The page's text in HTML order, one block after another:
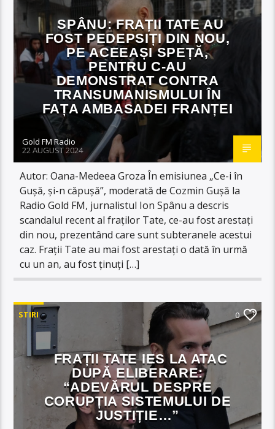
SPÂNU: FRAȚII TATE AU
FOST PEDEPSIȚI DIN NOU,
PE ACEEAȘI SPEȚĂ,
PENTRU C-AU
DEMONSTRAT CONTRA
TRANSUMANISMULUI ÎN
FAȚA AMBASADEI FRANȚEI
Gold FM Radio
22 AUGUST 2024
Autor: Oana-Medeea Groza În emisiunea „Ce-i în
Gușă, și-n căpușă”, moderată de Cozmin Gușă la
Radio Gold FM, jurnalistul Ion Spânu a descris
scandalul recent al fraților Tate, ce-au fost arestați
din nou, prezentând care sunt subteranele acestui
caz. Frații Tate au mai fost arestați o dată în urmă
cu un an, au fost ținuți […]
STIRI 0
FRAȚII TATE IES LA ATAC
DUPĂ ELIBERARE:
“ADEVĂRUL DESPRE
CORUPȚIA SISTEMULUI DE
JUSTIȚIE…”